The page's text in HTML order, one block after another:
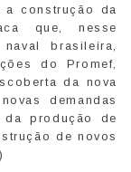
a construção da
que, nesse
brasileira,
do Promef,
da nova
demandas
produção de
de novos